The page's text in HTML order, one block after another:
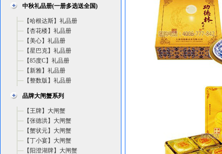
中秋礼品册(一册多选送全国)
【哈根达斯】礼品册
【杏花楼】礼品册
【美心】礼品册
【星巴克】礼品册
【85度C】礼品册
【新雅】礼品册
【整数版】礼品册
品牌大闸蟹系列
【王牌】大闸蟹
【张德洪】大闸蟹
【蟹状元】大闸蟹
【丁小宴】大闸蟹
【阳澄湖牌】大闸蟹